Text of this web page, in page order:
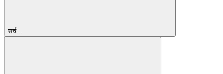
सर्च...